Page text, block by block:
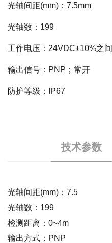
光轴间距(mm)：7.5mm
光轴数：199
工作电压：24VDC±10%之间
输出信号：PNP；常开
防护等级：IP67
技术参数
光轴间距(mm)：7.5
光轴数：199
检测距离：0~4m
输出方式：PNP